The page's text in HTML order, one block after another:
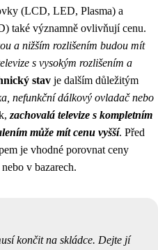
(LCD, LED, Plasma) a
také významně ovlivňují cenu.
a nižším rozlišením budou mít
s vysokým rozlišením a
stav je dalším důležitým
nefunkční dálkový ovladač nebo
zachovalá televize s kompletním
může mít cenu vyšší. Před
je vhodné porovnat ceny
v bazarech.
končit na skládce. Dejte jí